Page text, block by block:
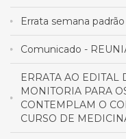
Errata semana
Comunicado -
ERRATA AO EDITAL
MONITORIA PARA
CONTEMPLAM O
CURSO DE